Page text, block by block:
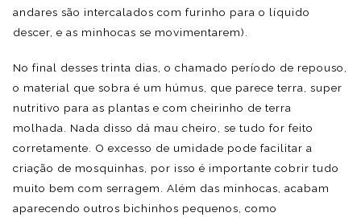
andares são intercalados com furinho para o líquido
descer, e as minhocas se movimentarem).
No final desses trinta dias, o chamado período de repouso,
o material que sobra é um húmus, que parece terra, super
nutritivo para as plantas e com cheirinho de terra
molhada. Nada disso dá mau cheiro, se tudo for feito
corretamente. O excesso de umidade pode facilitar a
criação de mosquinhas, por isso é importante cobrir tudo
muito bem com serragem. Além das minhocas, acabam
aparecendo outros bichinhos pequenos, como